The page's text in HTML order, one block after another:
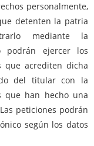
personalmente,
detenten la patria
mediante la
podrán ejercer los
que acrediten dicha
del titular con la
que han hecho una
peticiones podrán
según los datos